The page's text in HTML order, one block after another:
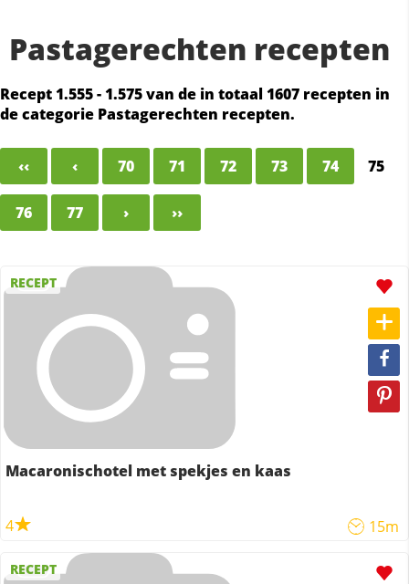
Pastagerechten recepten
Recept 1.555 - 1.575 van de in totaal 1607 recepten in
de categorie Pastagerechten recepten.
‹‹ ‹ 70 71 72 73 74 75
76 77 › ››
RECEPT
Macaronischotel met spekjes en kaas
4 15m
RECEPT